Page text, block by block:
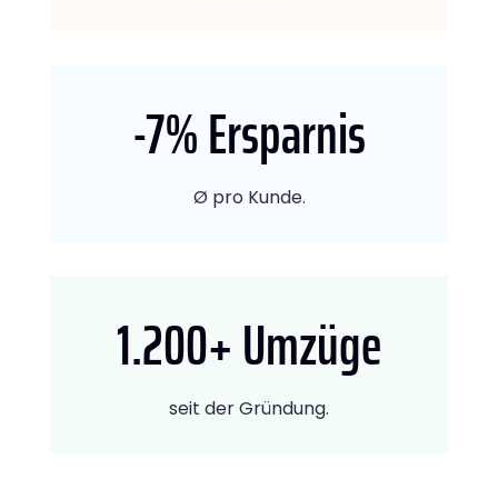
-7% Ersparnis
Ø pro Kunde.
1.200+ Umzüge
seit der Gründung.